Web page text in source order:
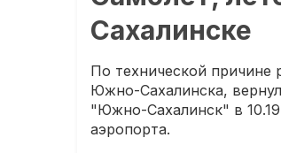
Сахалинске
По технической причине
Южно-Сахалинска,
"Южно-Сахалинск" в
аэропорта.